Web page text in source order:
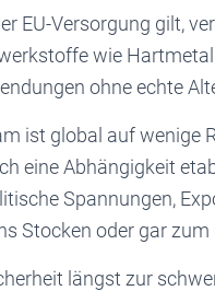
EU-Versorgung gilt,
wie
ohne echte
ist global auf wenige
eine Abhängigkeit
Spannungen,
Stocken oder gar zum
längst zur